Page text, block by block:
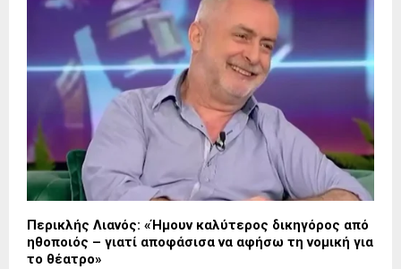
Περικλής Λιανός: «Ήμουν καλύτερος δικηγόρος από
ηθοποιός – γιατί αποφάσισα να αφήσω τη νομική για
το θέατρο»